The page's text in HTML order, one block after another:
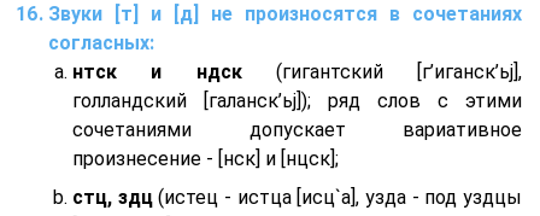
Звуки [т] и [д] не произносятся в сочетаниях
согласных:
нтск и ндск(гигантский [г’иганск’ьj],
голландский [галанск’ьj]); ряд слов с этими
сочетаниями допускает вариативное
произнесение - [нск] и [нцск];
стц, здц(истец - истца [исц`а], узда - под уздцы